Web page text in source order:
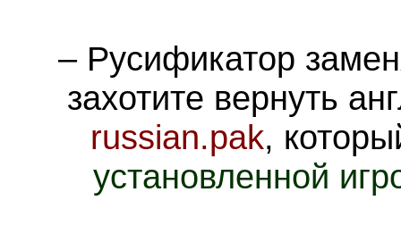
– Русификатор
захотите вернуть
russian.pak,
установленной